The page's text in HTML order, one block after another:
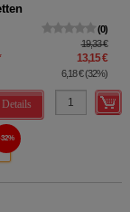
0
19,33 €
13,15 €
6,18 €(32%)
Details
32%